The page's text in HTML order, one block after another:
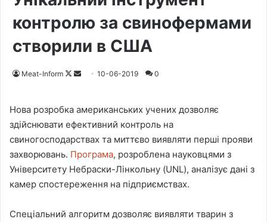
контролю за свинофермами
створили в США
Meat-Inform
F
o
w
o
n
X
a
n
e
m
a
10-06-2019 0
Нова розробка американських учених дозволяє
здійснювати ефективний контроль на
свиногосподарствах та миттєво виявляти перші прояви
захворювань. Програма, розроблена науковцями з
Університету Небраски-Лінкольну (UNL), аналізує дані з
камер спостереження на підприємствах.
Спеціальний алгоритм дозволяє виявляти тварин з